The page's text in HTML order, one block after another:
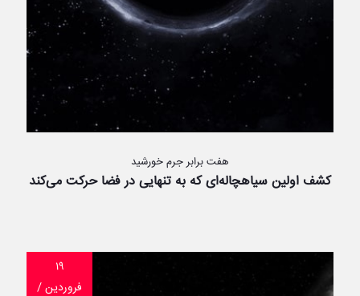
هفت برابر جرم خورشید
کشف اولین سیاهچاله‌ای که به تنهایی در فضا حرکت می‌کند
۱۹
فروردین /